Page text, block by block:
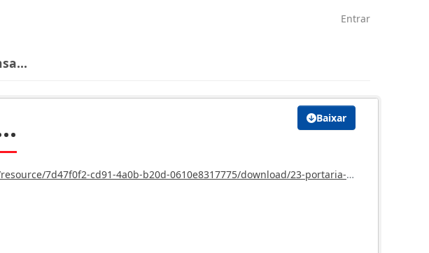
Entrar
Baixar
download/23-portaria-de-dispensa-a-pedido-empregado-permanente-andre-amato-de-oliveira.doc